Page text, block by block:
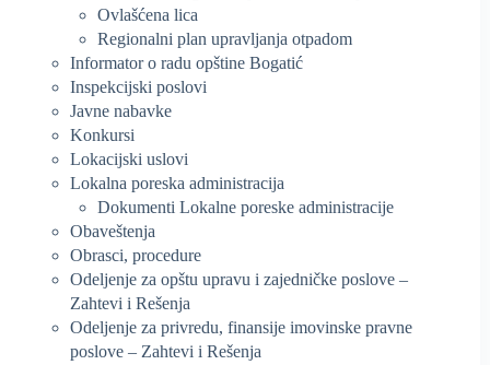
Ovlašćena lica
Regionalni plan upravljanja otpadom
Informator o radu opštine Bogatić
Inspekcijski poslovi
Javne nabavke
Konkursi
Lokacijski uslovi
Lokalna poreska administracija
Dokumenti Lokalne poreske administracije
Obaveštenja
Obrasci, procedure
Odeljenje za opštu upravu i zajedničke poslove –
Zahtevi i Rešenja
Odeljenje za privredu, finansije imovinske pravne
poslove – Zahtevi i Rešenja